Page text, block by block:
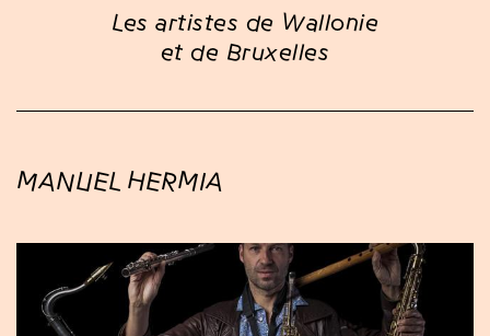
Les artistes de Wallonie
et de Bruxelles
MANUEL HERMIA